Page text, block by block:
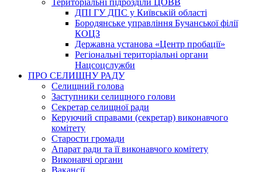
Територіальні підрозділи ЦОВВ
ДПІ ГУ ДПС у Київській області
Бородянське управління Бучанської філії
КОЦЗ
Державна установа «Центр пробації»
Регіональні територіальні органи
Нацсоцслужби
ПРО СЕЛИЩНУ РАДУ
Селищний голова
Заступники селищного голови
Секретар селищної ради
Керуючий справами (секретар) виконавчого
комітету
Старости громади
Апарат ради та її виконавчого комітету
Виконавчі органи
Вакансії